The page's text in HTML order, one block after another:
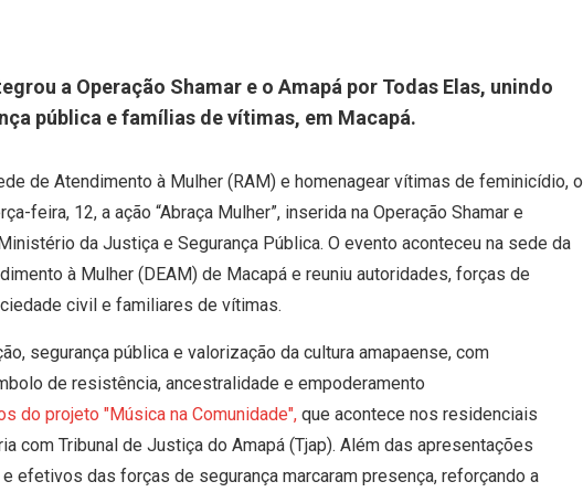
a Operação Shamar e o Amapá por Todas Elas, unindo
pública e famílias de vítimas, em Macapá.
de Atendimento à Mulher (RAM) e homenagear vítimas de feminicídio, o
feira, 12, a ação “Abraça Mulher”, inserida na Operação Shamar e
da Justiça e Segurança Pública. O evento aconteceu na sede da
à Mulher (DEAM) de Macapá e reuniu autoridades, forças de
civil e familiares de vítimas.
segurança pública e valorização da cultura amapaense, com
de resistência, ancestralidade e empoderamento
do projeto "Música na Comunidade", que acontece nos residenciais
com Tribunal de Justiça do Amapá (Tjap). Além das apresentações
efetivos das forças de segurança marcaram presença, reforçando a